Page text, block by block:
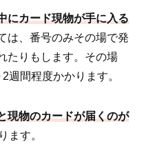
にカード現物が手に入る
は、番号のみその場で発
たりもします。その場
週間程度かかります。
現物のカードが届くのが
ます。